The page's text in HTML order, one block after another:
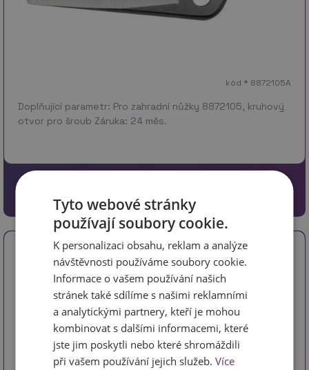
kód * 8872105A
Doplňující parametr: Pro zahradní nůžky 8872105, kruhový
otvor pro šroub Záruka: 24 měs.
66 Kč
54.55 Kč bez DPH
Nůžky zahradnické, 215mm, SK5
Tyto webové stránky
používají soubory cookie.
K personalizaci obsahu, reklam a analýze
návštěvnosti používáme soubory cookie.
Informace o vašem používání našich
stránek také sdílíme s našimi reklamními
a analytickými partnery, kteří je mohou
kombinovat s dalšími informacemi, které
jste jim poskytli nebo které shromáždili
při vašem používání jejich služeb.Více